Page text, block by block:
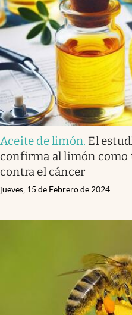
Aceite de limón. El
confirma al limón
contra el cáncer
jueves, 15 de Febrero de 2024